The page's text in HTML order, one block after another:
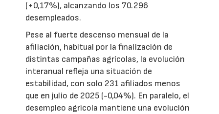
(+0,17%), alcanzando los 70.296
desempleados.
Pese al fuerte descenso mensual de la
afiliación, habitual por la finalización de
distintas campañas agrícolas, la evolución
interanual refleja una situación de
estabilidad, con solo 231 afiliados menos
que en julio de 2025 (-0,04%). En paralelo, el
desempleo agrícola mantiene una evolución